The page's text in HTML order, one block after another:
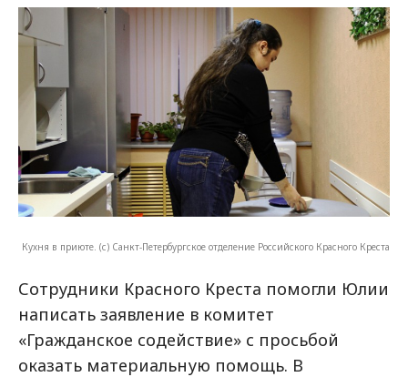
Кухня в приюте. (с) Санкт-Петербургское отделение Российского Красного Креста
Сотрудники Красного Креста помогли Юлии
написать заявление в комитет
«Гражданское содействие» с просьбой
оказать материальную помощь. В